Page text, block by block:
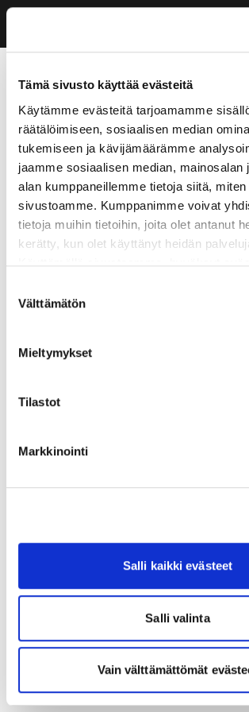
Tämä sivusto käyttää evästeitä
Käytämme evästeitä tarjoamamme
räätälöimiseen, sosiaalisen median
tukemiseen ja kävijämäärämme
jaamme sosiaalisen median, mainosalan
alan kumppaneillemme tietoja siitä,
sivustoamme. Kumppanimme voivat
tietoja muihin tietoihin, joita olet antanut
kerätty, kun olet käyttänyt heidän
valinta
Välttämätön
Mieltymykset
Tilastot
Markkinointi
Salli kaikki evästeet
Salli valinta
Vain välttämättömät